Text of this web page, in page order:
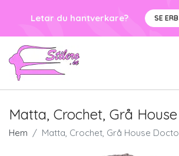
Letar du hantverkare? SE
Matta, Crochet, Grå
Hem Matta, Crochet, Grå House